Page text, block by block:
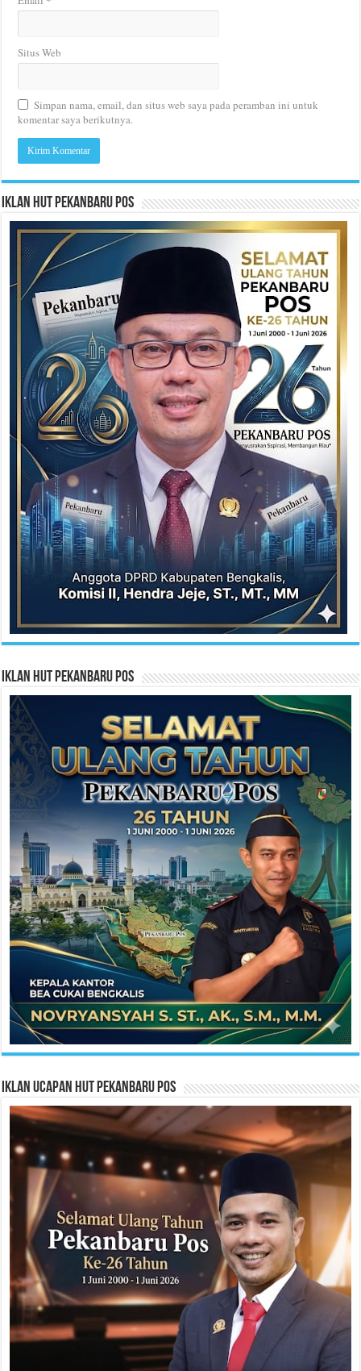
Situs Web
Simpan nama, email, dan situs web saya pada peramban ini untuk
komentar saya berikutnya.
Iklan HUT Pekanbaru Pos
Iklan HUT Pekanbaru Pos
Iklan Ucapan HUT Pekanbaru Pos